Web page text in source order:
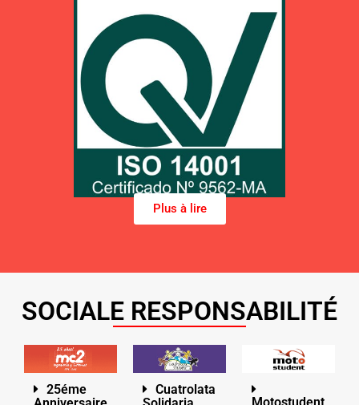
UNE-EN ISO 14001:2015
Cliquez ICI pour decharger renseignements en pdf
Decharge pdf
Plus à lire
SOCIALE RESPONSABILITÉ
25éme
Cuatrolata